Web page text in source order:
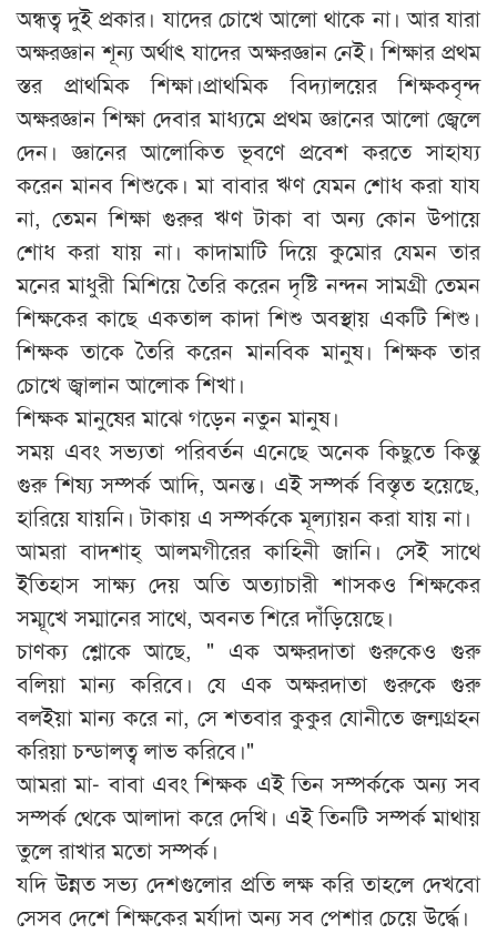
অন্ধত্ব দুই প্রকার। যাদের চোখে আলো থাকে না। আর যারা
অক্ষরজ্ঞান শূন্য অর্থাৎ যাদের অক্ষরজ্ঞান নেই। শিক্ষার প্রথম
স্তর প্রাথমিক শিক্ষা।প্রাথমিক বিদ্যালয়ের শিক্ষকবৃন্দ
অক্ষরজ্ঞান শিক্ষা দেবার মাধ্যমে প্রথম জ্ঞানের আলো জ্বেলে
দেন। জ্ঞানের আলোকিত ভূবণে প্রবেশ করতে সাহায্য
করেন মানব শিশুকে। মা বাবার ঋণ যেমন শোধ করা যায
না, তেমন শিক্ষা গুরুর ঋণ টাকা বা অন্য কোন উপায়ে
শোধ করা যায় না। কাদামাটি দিয়ে কুমোর যেমন তার
মনের মাধুরী মিশিয়ে তৈরি করেন দৃষ্টি নন্দন সামগ্রী তেমন
শিক্ষকের কাছে একতাল কাদা শিশু অবস্থায় একটি শিশু।
শিক্ষক তাকে তৈরি করেন মানবিক মানুষ। শিক্ষক তার
চোখে জ্বালান আলোক শিখা।
শিক্ষক মানুষের মাঝে গড়েন নতুন মানুষ।
সময় এবং সভ্যতা পরিবর্তন এনেছে অনেক কিছুতে কিন্তু
গুরু শিষ্য সম্পর্ক আদি, অনন্ত। এই সম্পর্ক বিস্তৃত হয়েছে,
হারিয়ে যায়নি। টাকায় এ সম্পর্ককে মূল্যায়ন করা যায় না।
আমরা বাদশাহ্ আলমগীরের কাহিনী জানি। সেই সাথে
ইতিহাস সাক্ষ্য দেয় অতি অত্যাচারী শাসকও শিক্ষকের
সম্মূখে সম্মানের সাথে, অবনত শিরে দাঁড়িয়েছে।
চাণক্য শ্লোকে আছে, " এক অক্ষরদাতা গুরুকেও গুরু
বলিয়া মান্য করিবে। যে এক অক্ষরদাতা গুরুকে গুরু
বলইয়া মান্য করে না, সে শতবার কুকুর যোনীতে জন্মগ্রহন
করিয়া চন্ডালত্ব লাভ করিবে।"
আমরা মা- বাবা এবং শিক্ষক এই তিন সম্পর্ককে অন্য সব
সম্পর্ক থেকে আলাদা করে দেখি। এই তিনটি সম্পর্ক মাথায়
তুলে রাখার মতো সম্পর্ক।
যদি উন্নত সভ্য দেশগুলোর প্রতি লক্ষ করি তাহলে দেখবো
সেসব দেশে শিক্ষকের মর্যাদা অন্য সব পেশার চেয়ে উর্দ্ধে।